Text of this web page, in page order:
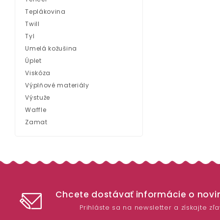
Teplákovina
Twill
Tyl
Umelá kožušina
Úplet
Viskóza
Výplňové materiály
Výstuže
Waffle
Zamat
Chcete dostávať informácie o
Prihláste sa na newsletter a získajte